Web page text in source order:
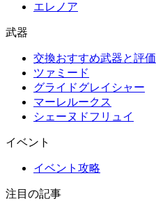
エレノア
武器
交換おすすめ武器と評価
ツァミード
グライドグレイシャー
マーレルークス
シェーヌドフリュイ
イベント
イベント攻略
注目の記事